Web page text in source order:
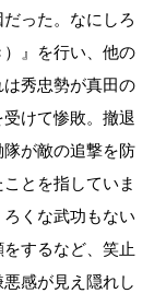
った。なにしろ
』を行い、他の
秀忠勢が真田の
けて惨敗。撤退
が敵の追撃を防
とを指していま
くな武功もない
するなど、笑止
感が見え隠れし